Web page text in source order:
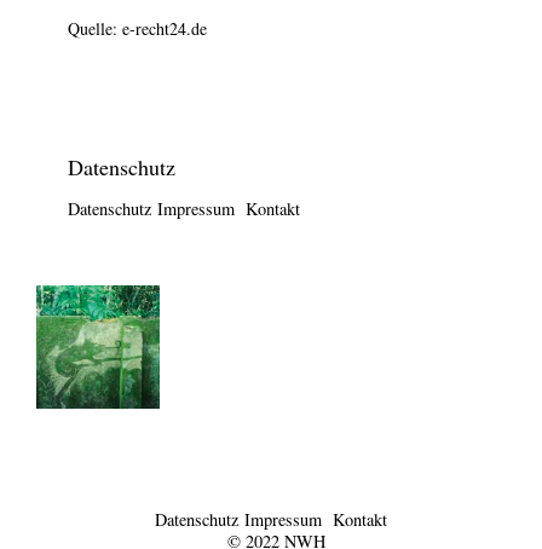
Quelle:e-recht24.de
Datenschutz
Datenschutz Impressum Kontakt
Datenschutz Impressum Kontakt
© 2022 NWH